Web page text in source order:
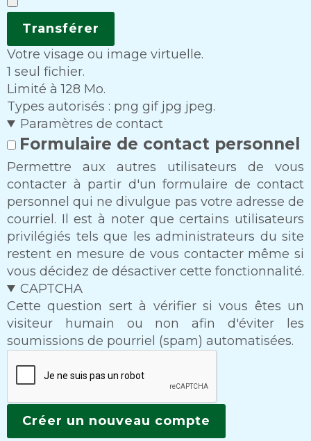
Votre visage ou image virtuelle.
1 seul fichier.
Limité à 128 Mo.
Types autorisés : png gif jpg jpeg.
Paramètres de contact
Formulaire de contact personnel
Permettre aux autres utilisateurs de vous
contacter à partir d'un formulaire de contact
personnel qui ne divulgue pas votre adresse de
courriel. Il est à noter que certains utilisateurs
privilégiés tels que les administrateurs du site
restent en mesure de vous contacter même si
vous décidez de désactiver cette fonctionnalité.
CAPTCHA
Cette question sert à vérifier si vous êtes un
visiteur humain ou non afin d'éviter les
soumissions de pourriel (spam) automatisées.